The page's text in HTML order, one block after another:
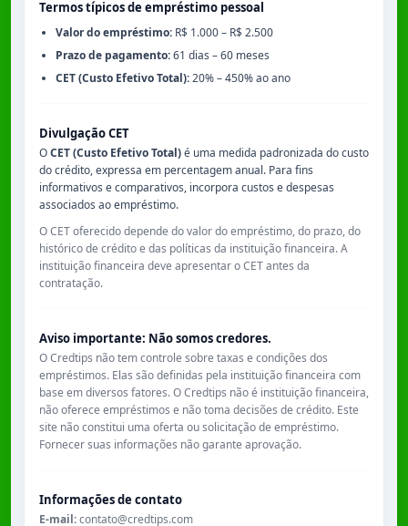
Termos típicos de empréstimo pessoal
Valor do empréstimo: R$ 1.000 – R$ 2.500
Prazo de pagamento:61 dias – 60 meses
CET (Custo Efetivo Total):20% – 450% ao ano
Divulgação CET
OCET (Custo Efetivo Total)é uma medida padronizada do custo
do crédito, expressa em percentagem anual. Para fins
informativos e comparativos, incorpora custos e despesas
associados ao empréstimo.
O CET oferecido depende do valor do empréstimo, do prazo, do
histórico de crédito e das políticas da instituição financeira. A
instituição financeira deve apresentar o CET antes da
contratação.
Aviso importante: Não somos credores.
O Credtips não tem controle sobre taxas e condições dos
empréstimos. Elas são definidas pela instituição financeira com
base em diversos fatores. O Credtips não é instituição financeira,
não oferece empréstimos e não toma decisões de crédito. Este
site não constitui uma oferta ou solicitação de empréstimo.
Fornecer suas informações não garante aprovação.
Informações de contato
E-mail:contato@credtips.com